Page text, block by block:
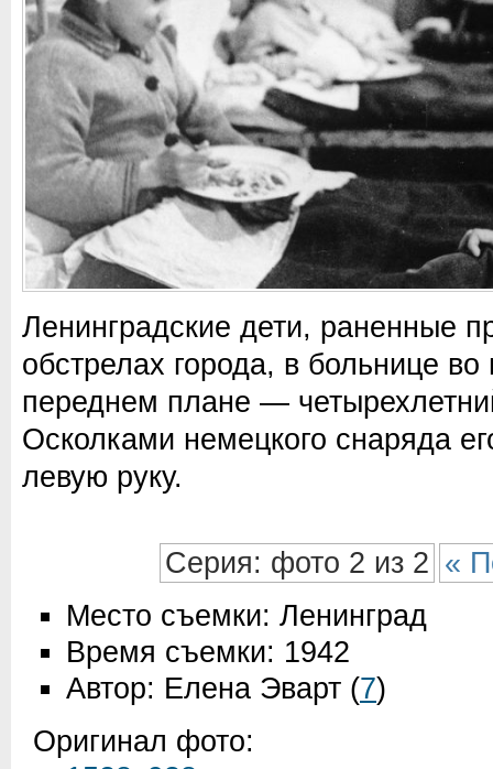
Ленинградские дети, раненные
обстрелах города, в больнице
переднем плане —
Осколками немецкого снаряда
левую руку.
Серия: фото 2 из 2 «
Место съемки: Ленинград
Время съемки: 1942
Автор: Елена Эварт (7)
Оригинал фото: